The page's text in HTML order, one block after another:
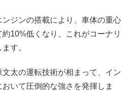
ジンの搭載により、車体の重心
10%低くなり、これがコーナリ
す。
太の運転技術が相まって、イン
いて圧倒的な強さを発揮しま